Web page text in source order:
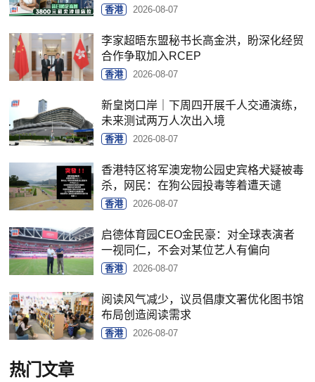
香港 2026-08-07
李家超晤东盟秘书长高金洪，盼深化经贸
合作争取加入RCEP
香港 2026-08-07
新皇岗口岸｜下周四开展千人交通演练，
未来测试两万人次出入境
香港 2026-08-07
香港特区将军澳宠物公园史宾格犬疑被毒
杀，网民：在狗公园投毒等着遭天谴
香港 2026-08-07
启德体育园CEO金民豪：对全球表演者
一视同仁，不会对某位艺人有偏向
香港 2026-08-07
阅读风气减少，议员倡康文署优化图书馆
布局创造阅读需求
香港 2026-08-07
热门文章